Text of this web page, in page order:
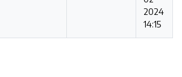
2024
14:15